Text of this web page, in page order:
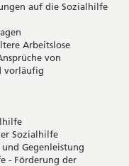
auf die Sozialhilfe
Arbeitslose
von
vorläufig
Sozialhilfe
Gegenleistung
- Förderung der